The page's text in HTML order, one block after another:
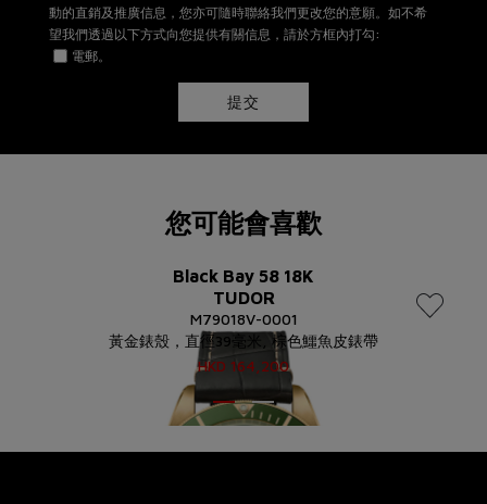
動的直銷及推廣信息，您亦可隨時聯絡我們更改您的意願。如不希
望我們透過以下方式向您提供有關信息，請於方框內打勾:
電郵。
提交
您可能會喜歡
Black Bay 58 18K
TUDOR
M79018V-0001
黃金錶殼，直徑39毫米, 棕色鱷魚皮錶帶
HKD 164,200